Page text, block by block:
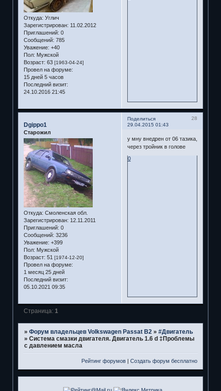
Откуда: Углич
Зарегистрирован: 11.02.2012
Приглашений: 0
Сообщений: 785
Уважение: +40
Пол: Мужской
Возраст: 63 [1963-04-24]
Провел на форуме:
15 дней 5 часов
Последний визит:
24.10.2016 21:45
Поделиться
28
29.04.2015 01:43
Dgippo1
Старожил
Откуда: Смоленская обл.
Зарегистрирован: 12.11.2011
Приглашений: 0
Сообщений: 3236
Уважение: +399
Пол: Мужской
Возраст: 51 [1974-12-20]
Провел на форуме:
1 месяц 25 дней
Последний визит:
05.10.2021 09:35
у мну внедрен от 06 тазика,
через тройник в голове
0
Страница: 1
» Форум владельцев Volkswagen Passat B2 » #Двигатель
» Система смазки двигателя. Двигатель 1.6 d ‡Проблемы
с давлением масла
Рейтинг форумов |Создать форум бесплатно